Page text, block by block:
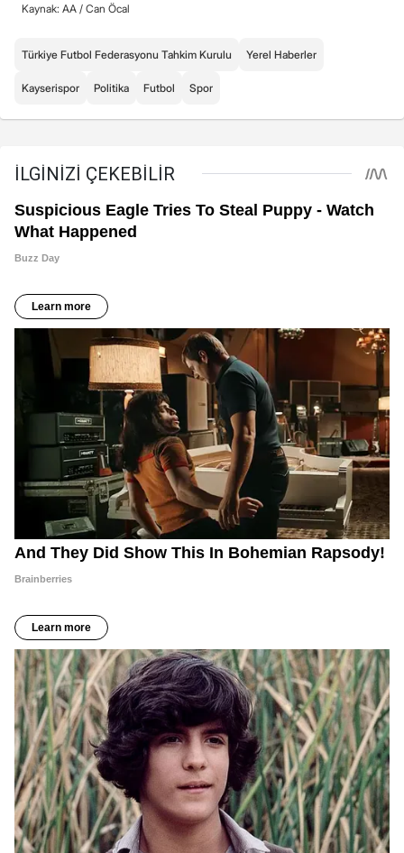
Kaynak: AA / Can Öcal
Türkiye Futbol Federasyonu Tahkim Kurulu Yerel Haberler
Kayserispor Politika Futbol Spor